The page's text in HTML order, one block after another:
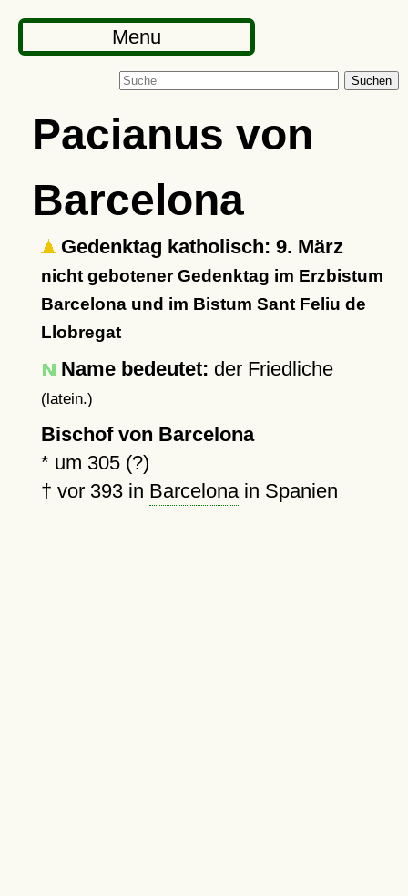
Menu
Suchen
Pacianus von
Barcelona
Gedenktag katholisch: 9. März
nicht gebotener Gedenktag im Erzbistum
Barcelona und im Bistum Sant Feliu de
Llobregat
Name bedeutet: der Friedliche
(latein.)
Bischof von Barcelona
* um 305 (?)
† vor 393in Barcelonain Spanien